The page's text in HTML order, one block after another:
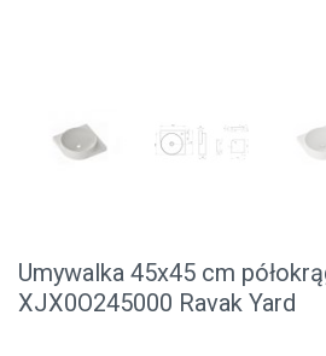
Umywalka 45x45 cm
XJX0O245000 Ravak Yard